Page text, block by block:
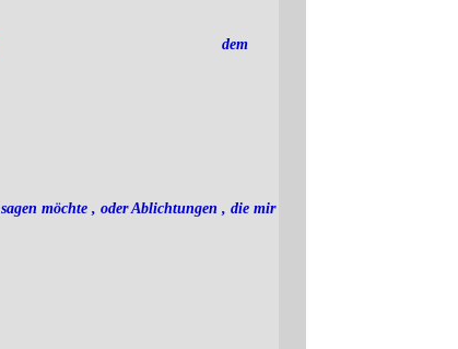
dem
sagen möchte , oder Ablichtungen , die mir